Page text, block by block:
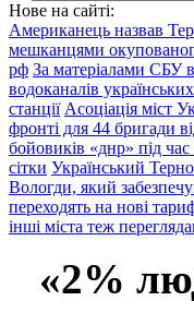
Нове на сайті:
Американець назвав
мешканцями
рф За матеріалами СБУ
водоканалів
станції Асоціація міст
фронті для 44 бригади
бойовиків «днр» під
сітки Український
Вологди, який
переходять на нові
інші міста теж
«2%